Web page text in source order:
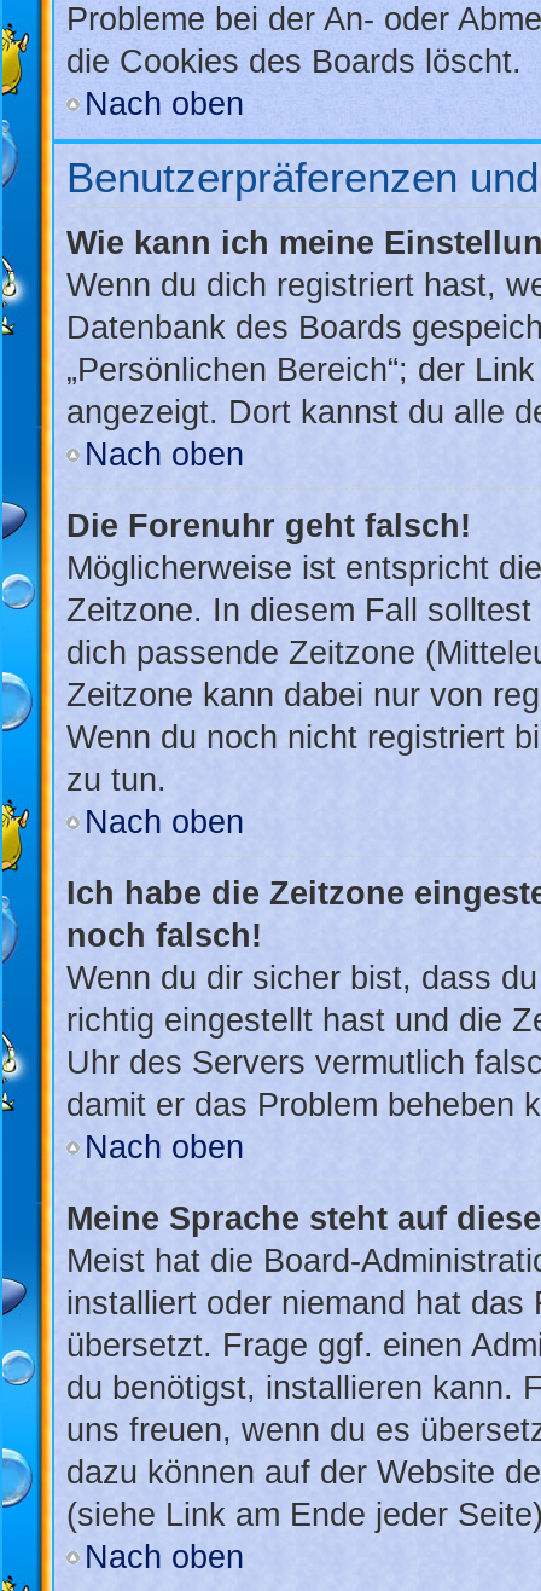
Probleme bei der An- oder
die Cookies des Boards löscht.
Nach oben
Benutzerpräferenzen
Wie kann ich meine
Wenn du dich registriert hast,
Datenbank des Boards
„Persönlichen Bereich“; der
angezeigt. Dort kannst du alle
Nach oben
Die Forenuhr geht falsch!
Möglicherweise ist entspricht
Zeitzone. In diesem Fall solltest
dich passende Zeitzone
Zeitzone kann dabei nur von
Wenn du noch nicht registriert
zu tun.
Nach oben
Ich habe die Zeitzone
noch falsch!
Wenn du dir sicher bist, dass
richtig eingestellt hast und die
Uhr des Servers vermutlich
damit er das Problem beheben
Nach oben
Meine Sprache steht auf
Meist hat die Board-
installiert oder niemand hat
übersetzt. Frage ggf. einen
du benötigst, installieren kann.
uns freuen, wenn du es
dazu können auf der Website
(siehe Link am Ende jeder
Nach oben